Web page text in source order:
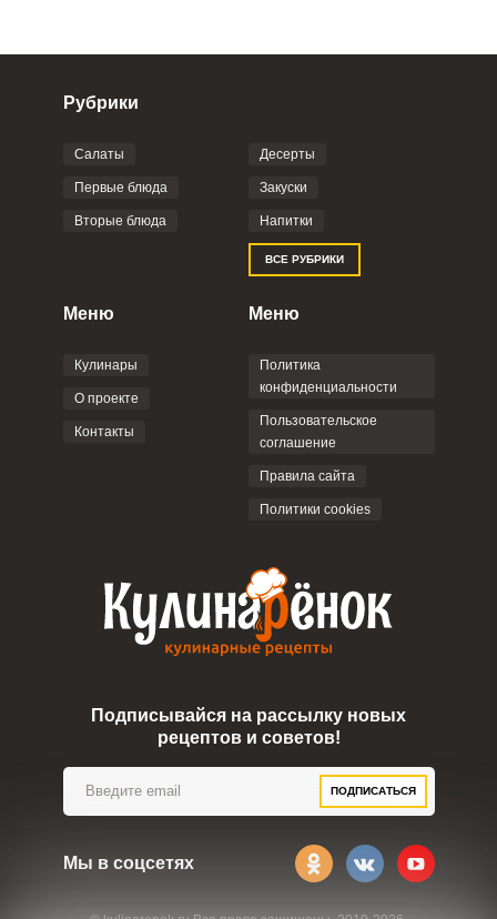
Фото до 4 шт, до 5 mb
Отправляя эту форму, вы соглашаетесь с
Политикой
Пользовательским
соглашением
Рубрики
Салаты
Первые блюда
Вторые блюда
Десерты
Закуски
Напитки
ВСЕ РУБРИКИ
Меню
Кулинары
О проекте
Контакты
Меню
Политика
конфиденциальности
Пользовательское
соглашение
Правила сайта
Политики cookies
Подписывайся на рассылку новых
рецептов и советов!
ПОДПИСАТЬСЯ
Мы в соцсетях